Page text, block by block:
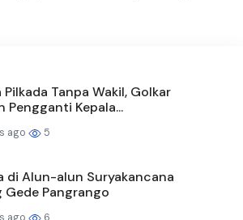
Tanpa Wakil, Golkar
Pengganti Kepala...
ago 5
di Alun-alun Suryakancana
Gede Pangrango
ago 6